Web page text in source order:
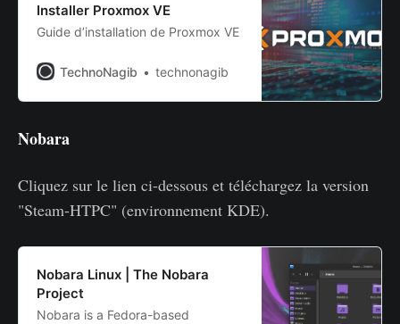
Installer Proxmox VE
Guide d’installation de Proxmox VE
TechnoNagib technonagib
Nobara
Cliquez sur le lien ci-dessous et téléchargez la version
"Steam-HTPC" (environnement KDE).
Nobara Linux | The Nobara
Project
Nobara is a Fedora-based